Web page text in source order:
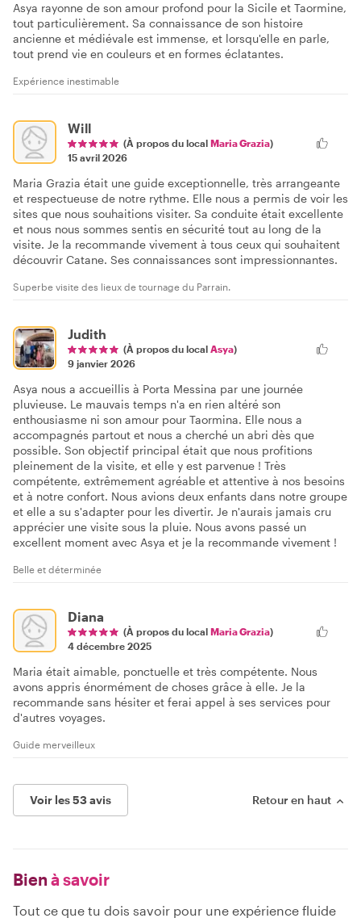
Asya rayonne de son amour profond pour la Sicile et Taormine,
tout particulièrement. Sa connaissance de son histoire
ancienne et médiévale est immense, et lorsqu'elle en parle,
tout prend vie en couleurs et en formes éclatantes.
Expérience inestimable
Will
(À propos du local Maria Grazia)
15 avril 2026
Maria Grazia était une guide exceptionnelle, très arrangeante
et respectueuse de notre rythme. Elle nous a permis de voir les
sites que nous souhaitions visiter. Sa conduite était excellente
et nous nous sommes sentis en sécurité tout au long de la
visite. Je la recommande vivement à tous ceux qui souhaitent
découvrir Catane. Ses connaissances sont impressionnantes.
Superbe visite des lieux de tournage du Parrain.
Judith
(À propos du local Asya)
9 janvier 2026
Asya nous a accueillis à Porta Messina par une journée
pluvieuse. Le mauvais temps n'a en rien altéré son
enthousiasme ni son amour pour Taormina. Elle nous a
accompagnés partout et nous a cherché un abri dès que
possible. Son objectif principal était que nous profitions
pleinement de la visite, et elle y est parvenue ! Très
compétente, extrêmement agréable et attentive à nos besoins
et à notre confort. Nous avions deux enfants dans notre groupe
et elle a su s'adapter pour les divertir. Je n'aurais jamais cru
apprécier une visite sous la pluie. Nous avons passé un
excellent moment avec Asya et je la recommande vivement !
Belle et déterminée
Diana
(À propos du local Maria Grazia)
4 décembre 2025
Maria était aimable, ponctuelle et très compétente. Nous
avons appris énormément de choses grâce à elle. Je la
recommande sans hésiter et ferai appel à ses services pour
d'autres voyages.
Guide merveilleux
Voir les 53 avis Retour en haut
Bien à savoir
Tout ce que tu dois savoir pour une expérience fluide